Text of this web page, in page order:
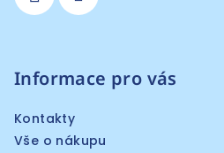
Informace pro vás
Kontakty
Vše o nákupu